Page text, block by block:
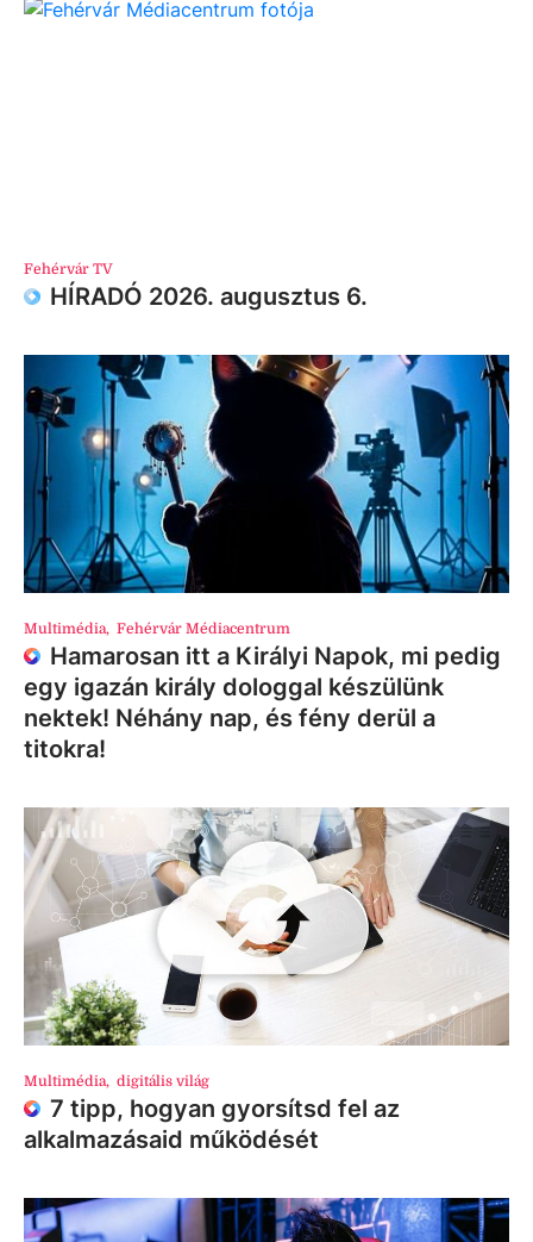
Fehérvár TV
HÍRADÓ 2026. augusztus 6.
Multimédia, Fehérvár Médiacentrum
Hamarosan itt a Királyi Napok, mi pedig
egy igazán király dologgal készülünk
nektek! Néhány nap, és fény derül a
titokra!
Multimédia, digitális világ
7 tipp, hogyan gyorsítsd fel az
alkalmazásaid működését